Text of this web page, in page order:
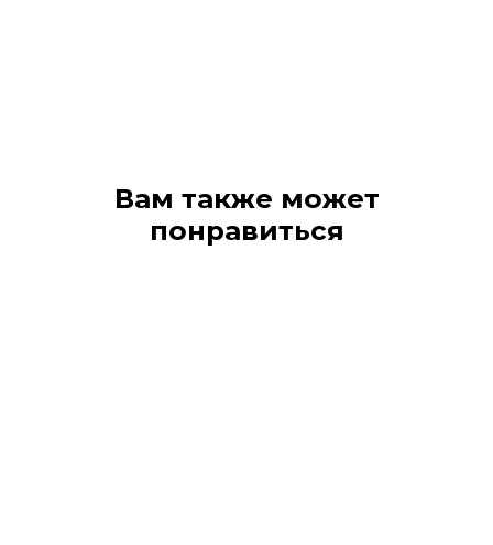
Вам также может
понравиться